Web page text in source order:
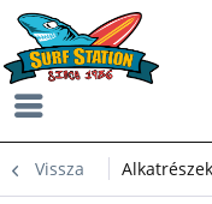
Vissza Alkatrészek